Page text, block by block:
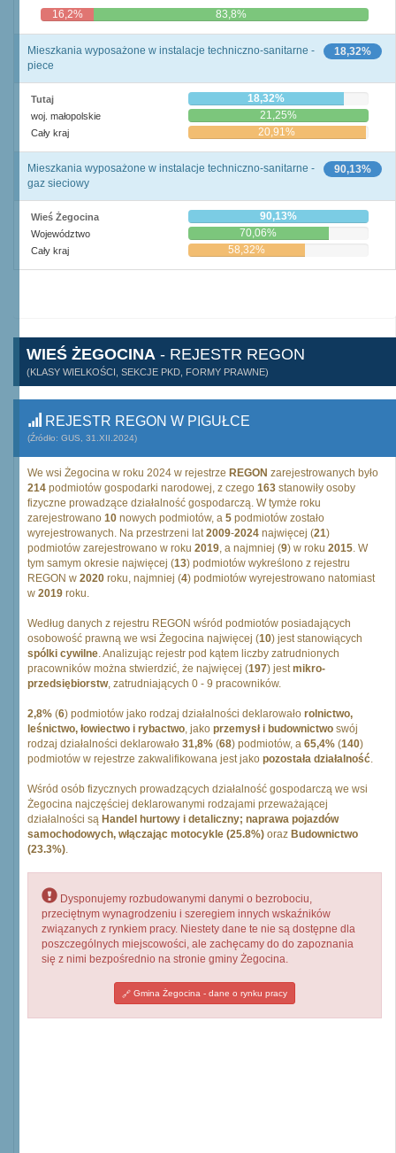
16,2% 83,8%
18,32%
Mieszkania wyposażone w instalacje techniczno-sanitarne -
piece
Tutaj 18,32%
woj. małopolskie 21,25%
Cały kraj 20,91%
90,13%
Mieszkania wyposażone w instalacje techniczno-sanitarne -
gaz sieciowy
Wieś Żegocina 90,13%
Województwo 70,06%
Cały kraj 58,32%
WIEŚ ŻEGOCINA - REJESTR REGON
(KLASY WIELKOŚCI, SEKCJE PKD, FORMY PRAWNE)
REJESTR REGON W PIGUŁCE
(Źródło: GUS, 31.XII.2024)
We wsi Żegocina w roku 2024 w rejestrze REGON zarejestrowanych było
214 podmiotów gospodarki narodowej, z czego 163 stanowiły osoby
fizyczne prowadzące działalność gospodarczą. W tymże roku
zarejestrowano 10 nowych podmiotów, a 5 podmiotów zostało
wyrejestrowanych. Na przestrzeni lat2009-2024 najwięcej (21)
podmiotów zarejestrowano w roku 2019, a najmniej (9) w roku 2015. W
tym samym okresie najwięcej (13) podmiotów wykreślono z rejestru
REGON w 2020 roku, najmniej (4) podmiotów wyrejestrowano natomiast
w 2019 roku.
Według danych z rejestru REGON wśród podmiotów posiadających
osobowość prawną we wsi Żegocina najwięcej (10) jest stanowiących
spólki cywilne. Analizując rejestr pod kątem liczby zatrudnionych
pracowników można stwierdzić, że najwięcej (197) jestmikro-
przedsiębiorstw, zatrudniających 0 - 9 pracowników.
2,8% (6) podmiotów jako rodzaj działalności deklarowało rolnictwo,
leśnictwo, łowiectwo i rybactwo, jako przemysł i budownictwo swój
rodzaj działalności deklarowało 31,8% (68) podmiotów, a 65,4% (140)
podmiotów w rejestrze zakwalifikowana jest jako pozostała działalność.
Wśród osób fizycznych prowadzących działalność gospodarczą we wsi
Żegocina najczęściej deklarowanymi rodzajami przeważającej
działalności są Handel hurtowy i detaliczny; naprawa pojazdów
samochodowych, włączając motocykle (25.8%) oraz Budownictwo
(23.3%).
Dysponujemy rozbudowanymi danymi o bezrobociu,
przeciętnym wynagrodzeniu i szeregiem innych wskaźników
związanych z rynkiem pracy. Niestety dane te nie są dostępne dla
poszczególnych miejscowości, ale zachęcamy do do zapoznania
się z nimi bezpośrednio na stronie gminy Żegocina.
Gmina Żegocina - dane o rynku pracy